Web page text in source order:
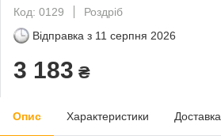
Код: 0129
Роздріб
Відправка з 11 серпня 2026
3 183 ₴
Опис Характеристики Доставка